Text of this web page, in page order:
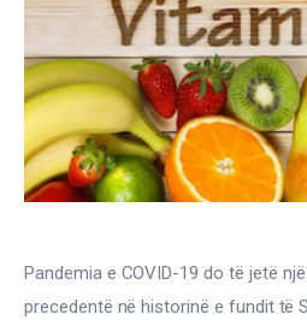
Hematologji
Intervista
Laborator dhe
Nena dhe Femija
Pandemia e COVID-19 do të jetë
precedentë në historinë e fundit të